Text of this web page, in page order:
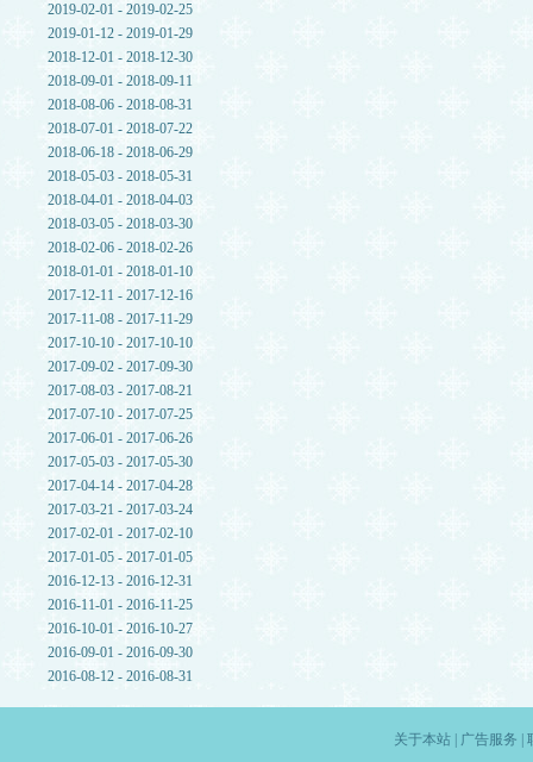
2019-02-01 - 2019-02-25
2019-01-12 - 2019-01-29
2018-12-01 - 2018-12-30
2018-09-01 - 2018-09-11
2018-08-06 - 2018-08-31
2018-07-01 - 2018-07-22
2018-06-18 - 2018-06-29
2018-05-03 - 2018-05-31
2018-04-01 - 2018-04-03
2018-03-05 - 2018-03-30
2018-02-06 - 2018-02-26
2018-01-01 - 2018-01-10
2017-12-11 - 2017-12-16
2017-11-08 - 2017-11-29
2017-10-10 - 2017-10-10
2017-09-02 - 2017-09-30
2017-08-03 - 2017-08-21
2017-07-10 - 2017-07-25
2017-06-01 - 2017-06-26
2017-05-03 - 2017-05-30
2017-04-14 - 2017-04-28
2017-03-21 - 2017-03-24
2017-02-01 - 2017-02-10
2017-01-05 - 2017-01-05
2016-12-13 - 2016-12-31
2016-11-01 - 2016-11-25
2016-10-01 - 2016-10-27
2016-09-01 - 2016-09-30
2016-08-12 - 2016-08-31
关于本站| 广告服务